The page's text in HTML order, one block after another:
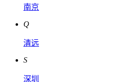
南京
Q
清远
S
深圳